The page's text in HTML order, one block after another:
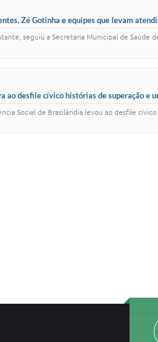
Zé Gotinha e equipes que levam
seguiu a Secretaria Municipal de
ao desfile cívico histórias de superação e
Social de Brasilândia levou ao desfile